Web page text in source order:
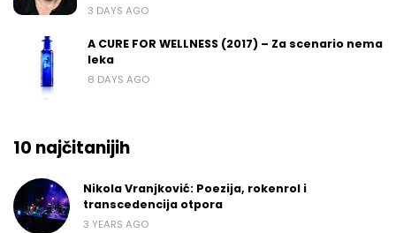
3 DAYS AGO
A CURE FOR WELLNESS (2017) – Za scenario nema
leka
8 DAYS AGO
10 najčitanijih
Nikola Vranjković: Poezija, rokenrol i
transcedencija otpora
3 YEARS AGO